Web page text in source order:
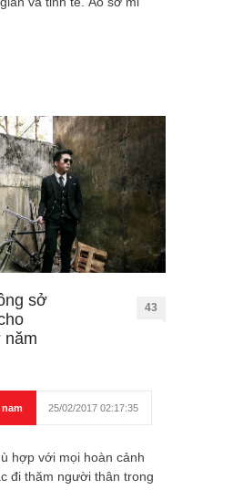
sở
năm
43
25/02/2017 02:17:35
hợp với mọi hoàn cảnh
đi thăm người thân trong